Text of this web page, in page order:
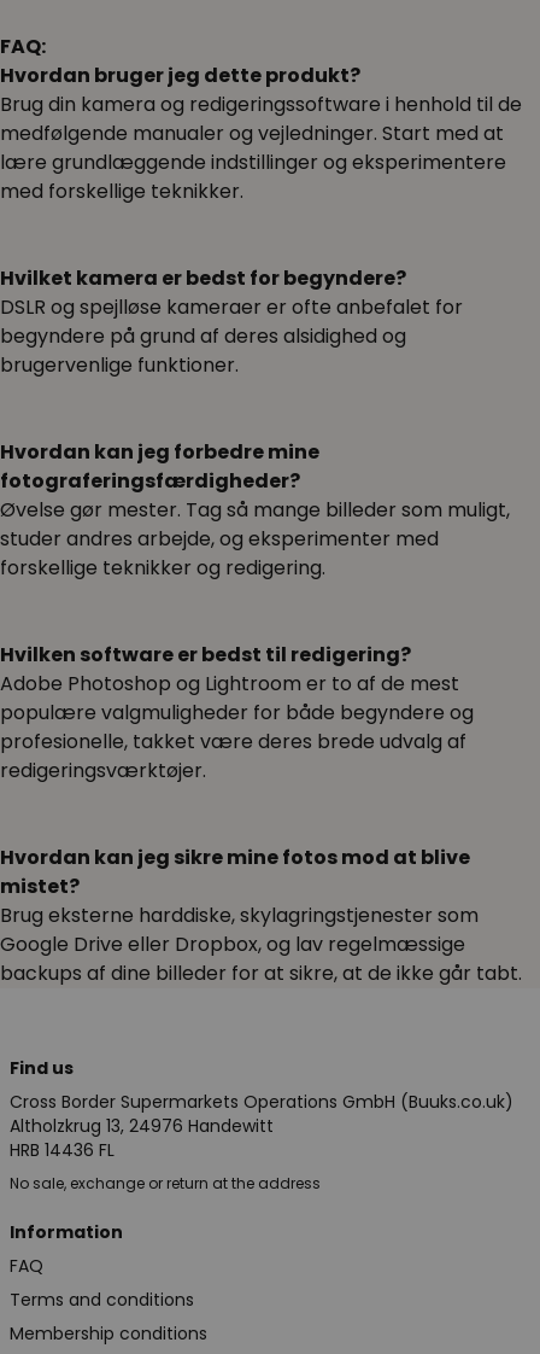
FAQ:
Hvordan bruger jeg dette produkt?
Brug din kamera og redigeringssoftware i henhold til de
medfølgende manualer og vejledninger. Start med at
lære grundlæggende indstillinger og eksperimentere
med forskellige teknikker.
Hvilket kamera er bedst for begyndere?
DSLR og spejlløse kameraer er ofte anbefalet for
begyndere på grund af deres alsidighed og
brugervenlige funktioner.
Hvordan kan jeg forbedre mine
fotograferingsfærdigheder?
Øvelse gør mester. Tag så mange billeder som muligt,
studer andres arbejde, og eksperimenter med
forskellige teknikker og redigering.
Hvilken software er bedst til redigering?
Adobe Photoshop og Lightroom er to af de mest
populære valgmuligheder for både begyndere og
profesionelle, takket være deres brede udvalg af
redigeringsværktøjer.
Hvordan kan jeg sikre mine fotos mod at blive
mistet?
Brug eksterne harddiske, skylagringstjenester som
Google Drive eller Dropbox, og lav regelmæssige
backups af dine billeder for at sikre, at de ikke går tabt.
Find us
Cross Border Supermarkets Operations GmbH (Buuks.co.uk)
Altholzkrug 13, 24976 Handewitt
HRB 14436 FL
No sale, exchange or return at the address
Information
FAQ
Terms and conditions
Membership conditions